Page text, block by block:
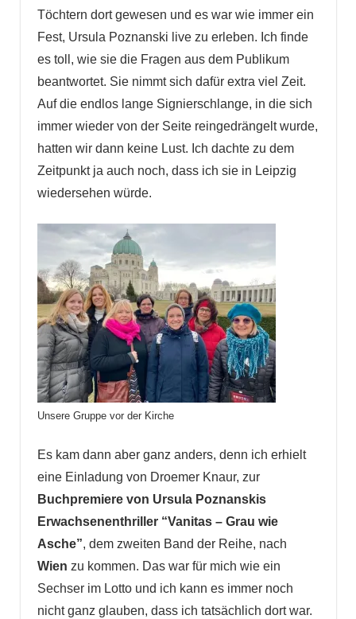
Töchtern dort gewesen und es war wie immer ein
Fest, Ursula Poznanski live zu erleben. Ich finde
es toll, wie sie die Fragen aus dem Publikum
beantwortet. Sie nimmt sich dafür extra viel Zeit.
Auf die endlos lange Signierschlange, in die sich
immer wieder von der Seite reingedrängelt wurde,
hatten wir dann keine Lust. Ich dachte zu dem
Zeitpunkt ja auch noch, dass ich sie in Leipzig
wiedersehen würde.
Unsere Gruppe vor der Kirche
Es kam dann aber ganz anders, denn ich erhielt
eine Einladung von Droemer Knaur, zur
Buchpremiere von Ursula Poznanskis
Erwachsenenthriller “Vanitas – Grau wie
Asche”, dem zweiten Band der Reihe, nach
Wien zu kommen. Das war für mich wie ein
Sechser im Lotto und ich kann es immer noch
nicht ganz glauben, dass ich tatsächlich dort war.